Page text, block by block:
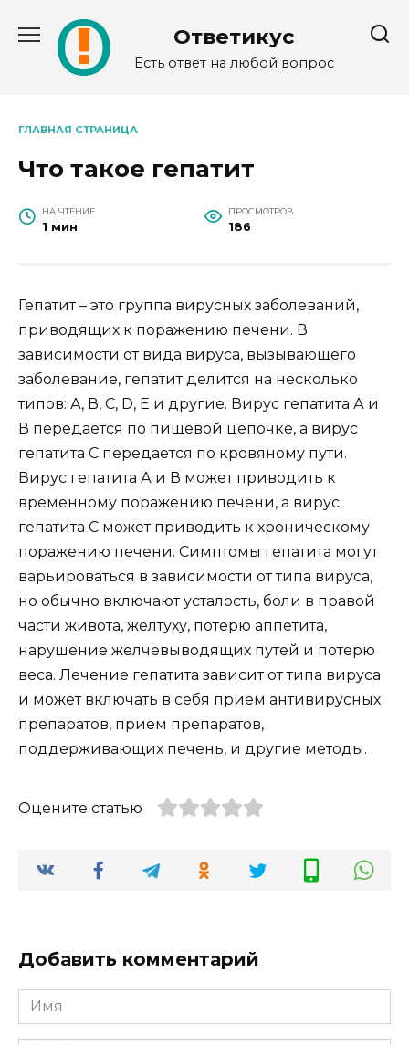
содержанию
Ответикус
Есть ответ на любой вопрос
ГЛАВНАЯ СТРАНИЦА
Что такое гепатит
НА ЧТЕНИЕ
1 мин
ПРОСМОТРОВ
186
Гепатит – это группа вирусных заболеваний,
приводящих к поражению печени. В
зависимости от вида вируса, вызывающего
заболевание, гепатит делится на несколько
типов: А, В, С, D, E и другие. Вирус гепатита А и
В передается по пищевой цепочке, а вирус
гепатита С передается по кровяному пути.
Вирус гепатита А и В может приводить к
временному поражению печени, а вирус
гепатита С может приводить к хроническому
поражению печени. Симптомы гепатита могут
варьироваться в зависимости от типа вируса,
но обычно включают усталость, боли в правой
части живота, желтуху, потерю аппетита,
нарушение желчевыводящих путей и потерю
веса. Лечение гепатита зависит от типа вируса
и может включать в себя прием антивирусных
препаратов, прием препаратов,
поддерживающих печень, и другие методы.
Оцените статью
Добавить комментарий
Имя
*